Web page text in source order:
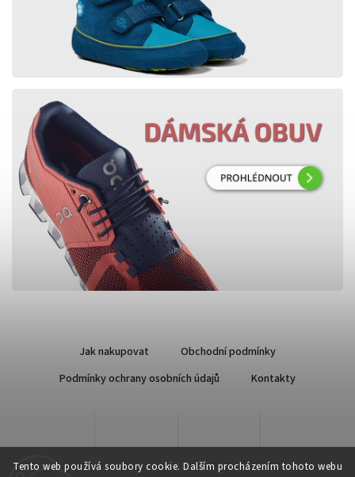
Tento web používá soubory cookie. Dalším procházením tohoto webu
Jak nakupovat
Obchodní podmínky
Podmínky ochrany osobních údajů
Kontakty